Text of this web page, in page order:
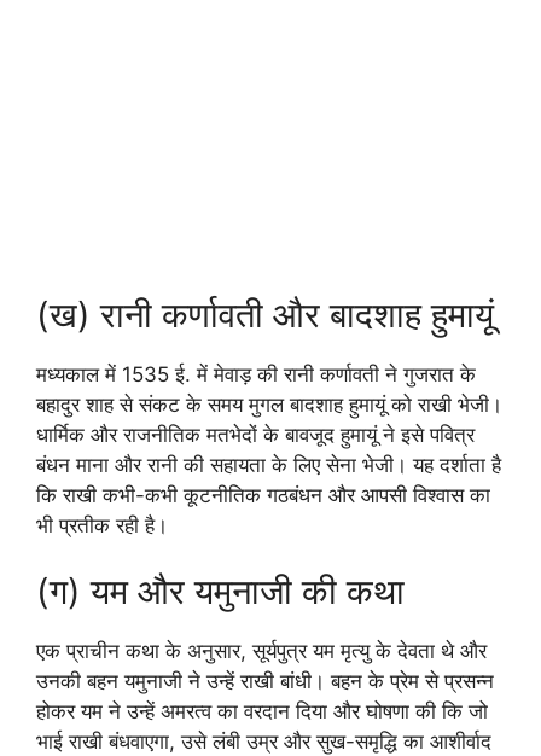
(ख) रानी कर्णावती और बादशाह हुमायूं
मध्यकाल में 1535 ई. में मेवाड़ की रानी कर्णावती ने गुजरात के
बहादुर शाह से संकट के समय मुगल बादशाह हुमायूं को राखी भेजी।
धार्मिक और राजनीतिक मतभेदों के बावजूद हुमायूं ने इसे पवित्र
बंधन माना और रानी की सहायता के लिए सेना भेजी। यह दर्शाता है
कि राखी कभी-कभी कूटनीतिक गठबंधन और आपसी विश्वास का
भी प्रतीक रही है।
(ग) यम और यमुनाजी की कथा
एक प्राचीन कथा के अनुसार, सूर्यपुत्र यम मृत्यु के देवता थे और
उनकी बहन यमुनाजी ने उन्हें राखी बांधी। बहन के प्रेम से प्रसन्न
होकर यम ने उन्हें अमरत्व का वरदान दिया और घोषणा की कि जो
भाई राखी बंधवाएगा, उसे लंबी उम्र और सुख-समृद्धि का आशीर्वाद